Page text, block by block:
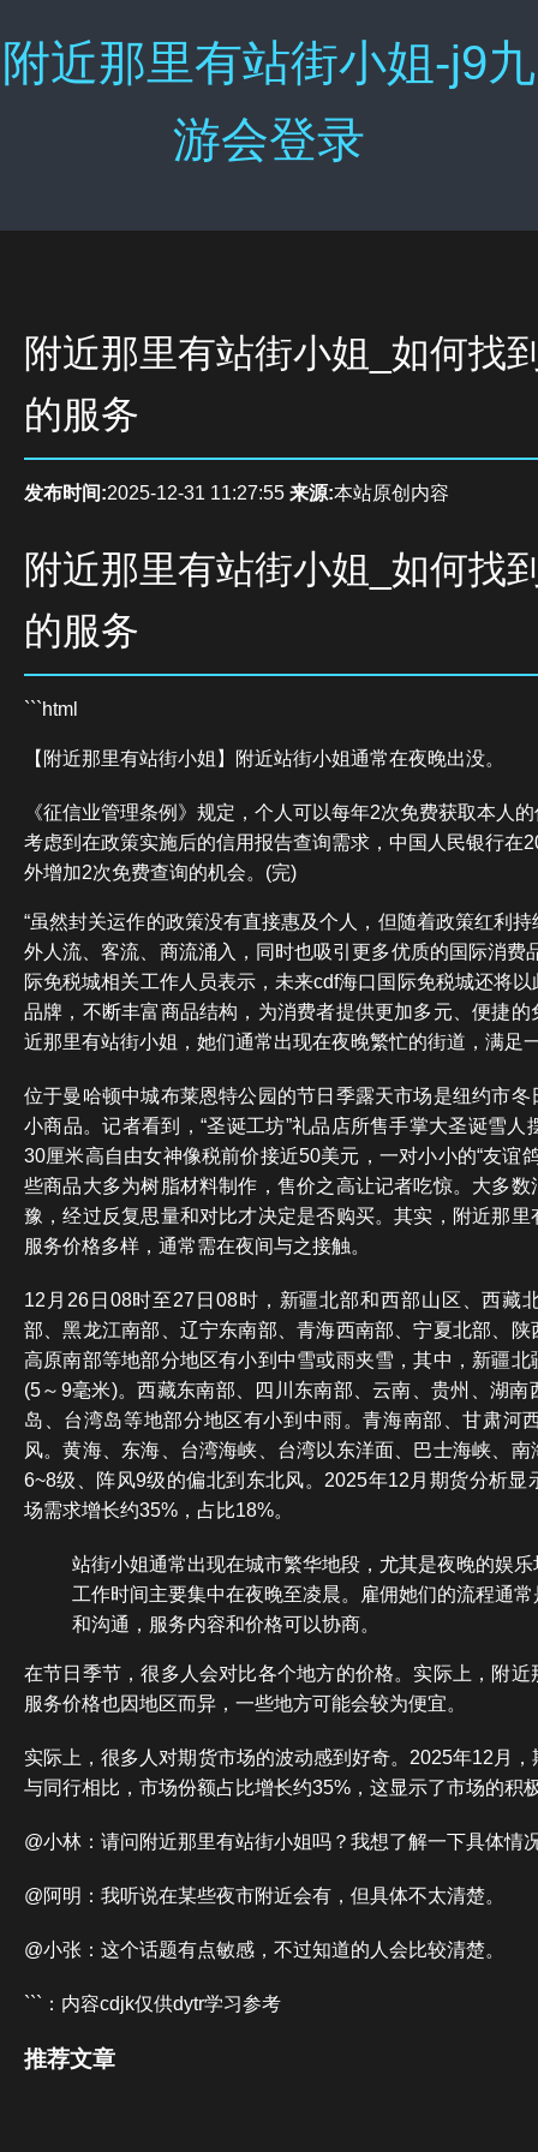
附近那里有站街小姐-j9九
游会登录
附近那里有站街小姐_如何找
的服务
发布时间:2025-12-31 11:27:55 来源:本站原创内容
附近那里有站街小姐_如何找
的服务
```html
【附近那里有站街小姐】附近站街小姐通常在夜晚出没。
《征信业管理条例》规定，个人可以每年2次免费获取本人
考虑到在政策实施后的信用报告查询需求，中国人民银行在
外增加2次免费查询的机会。(完)
“虽然封关运作的政策没有直接惠及个人，但随着政策红利
外人流、客流、商流涌入，同时也吸引更多优质的国际消费
际免税城相关工作人员表示，未来cdf海口国际免税城还将
品牌，不断丰富商品结构，为消费者提供更加多元、便捷
近那里有站街小姐，她们通常出现在夜晚繁忙的街道，满足
位于曼哈顿中城布莱恩特公园的节日季露天市场是纽约市
小商品。记者看到，“圣诞工坊”礼品店所售手掌大圣诞雪人
30厘米高自由女神像税前价接近50美元，一对小小的“友谊
些商品大多为树脂材料制作，售价之高让记者吃惊。大多
豫，经过反复思量和对比才决定是否购买。其实，附近那
服务价格多样，通常需在夜间与之接触。
12月26日08时至27日08时，新疆北部和西部山区、西藏
部、黑龙江南部、辽宁东南部、青海西南部、宁夏北部、
高原南部等地部分地区有小到中雪或雨夹雪，其中，新疆
(5～9毫米)。西藏东南部、四川东南部、云南、贵州、湖南
岛、台湾岛等地部分地区有小到中雨。青海南部、甘肃河
风。黄海、东海、台湾海峡、台湾以东洋面、巴士海峡、
6~8级、阵风9级的偏北到东北风。2025年12月期货分析显
场需求增长约35%，占比18%。
站街小姐通常出现在城市繁华地段，尤其是夜晚的娱
工作时间主要集中在夜晚至凌晨。雇佣她们的流程通
和沟通，服务内容和价格可以协商。
在节日季节，很多人会对比各个地方的价格。实际上，附
服务价格也因地区而异，一些地方可能会较为便宜。
实际上，很多人对期货市场的波动感到好奇。2025年12月
与同行相比，市场份额占比增长约35%，这显示了市场的积
@小林：请问附近那里有站街小姐吗？我想了解一下具体情
@阿明：我听说在某些夜市附近会有，但具体不太清楚。
@小张：这个话题有点敏感，不过知道的人会比较清楚。
```：内容cdjk仅供dytr学习参考
推荐文章